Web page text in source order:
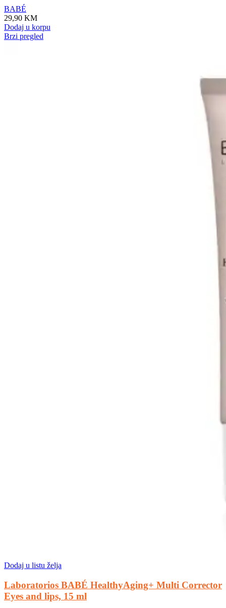
BABÉ
29,90 KM
Dodaj u korpu
Brzi pregled
Dodaj u listu želja
Laboratorios BABÉ HealthyAging+ Multi Corrector
Eyes and lips, 15 ml